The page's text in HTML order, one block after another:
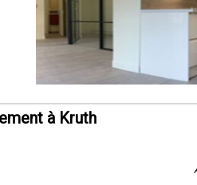
à Kruth